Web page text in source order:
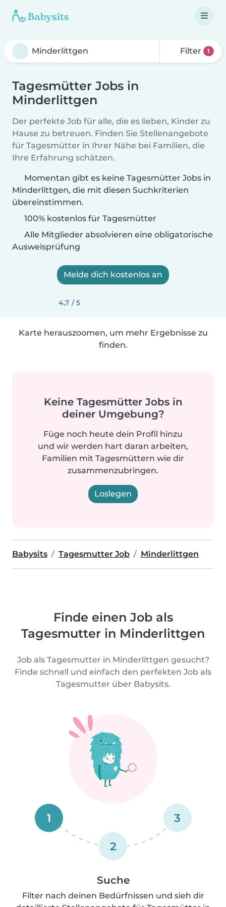
Filter 1
Tagesmütter Jobs in
Minderlittgen
Der perfekte Job für alle, die es lieben, Kinder zu
Hause zu betreuen. Finden Sie Stellenangebote
für Tagesmütter in Ihrer Nähe bei Familien, die
Ihre Erfahrung schätzen.
Momentan gibt es keine Tagesmütter Jobs in
Minderlittgen, die mit diesen Suchkriterien
übereinstimmen.
100% kostenlos für Tagesmütter
Alle Mitglieder absolvieren eine obligatorische
Ausweisprüfung
Melde dich kostenlos an
4,7 / 5
Karte herauszoomen, um mehr Ergebnisse zu
finden.
Keine Tagesmütter Jobs in
deiner Umgebung?
Füge noch heute dein Profil hinzu
und wir werden hart daran arbeiten,
Familien mit Tagesmüttern wie dir
zusammenzubringen.
Loslegen
Babysits Tagesmutter Job Minderlittgen
Finde einen Job als
Tagesmutter in Minderlittgen
Job als Tagesmutter in Minderlittgen gesucht?
Finde schnell und einfach den perfekten Job als
Tagesmutter über Babysits.
1
2
3
Suche
Filter nach deinen Bedürfnissen und sieh dir